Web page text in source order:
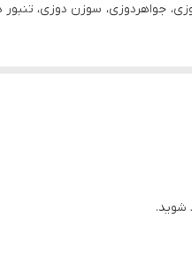
جواهردوزی، سوزن دوزی،
شوید.